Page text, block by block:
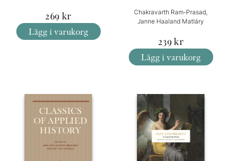
269 kr
Lägg i varukorg
Chakravarth Ram-Prasad,
Janne Haaland Matláry
239kr
Lägg i varukorg